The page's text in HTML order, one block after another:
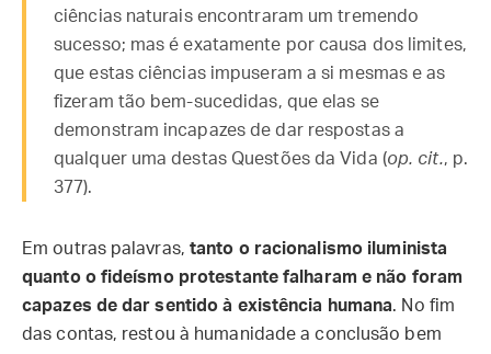
ciências naturais encontraram um tremendo
sucesso; mas é exatamente por causa dos limites,
que estas ciências impuseram a si mesmas e as
fizeram tão bem-sucedidas, que elas se
demonstram incapazes de dar respostas a
qualquer uma destas Questões da Vida (op. cit., p.
377).
Em outras palavras, tanto o racionalismo iluminista
quanto o fideísmo protestante falharam e não foram
capazes de dar sentido à existência humana. No fim
das contas, restou à humanidade a conclusão bem